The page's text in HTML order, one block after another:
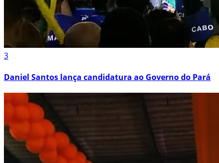
3
Daniel Santos lança candidatura ao Governo do Pará